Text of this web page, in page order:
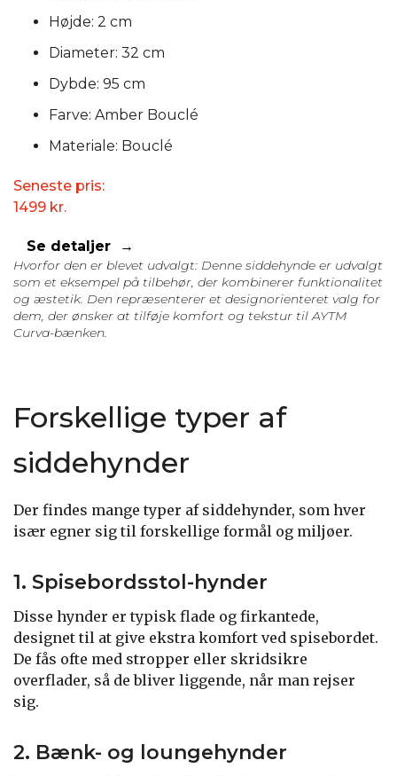
Hvorfor den er blevet udvalgt: Denne siddehynde er udvalgt
som et eksempel på tilbehør, der kombinerer funktionalitet
og æstetik. Den repræsenterer et designorienteret valg for
dem, der ønsker at tilføje komfort og tekstur til AYTM
Curva-bænken.
Højde: 2 cm
Diameter: 32 cm
Dybde: 95 cm
Farve: Amber Bouclé
Materiale: Bouclé
Seneste pris:
1499 kr.
Se detaljer
Forskellige typer af
siddehynder
Der findes mange typer af siddehynder, som hver
især egner sig til forskellige formål og miljøer.
1. Spisebordsstol-hynder
Disse hynder er typisk flade og firkantede,
designet til at give ekstra komfort ved spisebordet.
De fås ofte med stropper eller skridsikre
overflader, så de bliver liggende, når man rejser
sig.
2. Bænk- og loungehynder